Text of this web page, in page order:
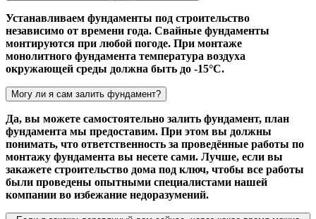
Устанавливаем фундаменты под строительство
независимо от времени года. Свайные фундаменты
монтируются при любой погоде. При монтаже
монолитного фундамента температура воздуха
окружающей среды должна быть до -15°С.
Могу ли я сам залить фундамент?
Да, вы можете самостоятельно залить фундамент, план
фундамента мы предоставим. При этом вы должны
понимать, что ответственность за проведённые работы по
монтажу фундамента вы несете сами. Лучше, если вы
закажете строительство дома под ключ, чтобы все работы
были проведены опытными специалистами нашей
компании во избежание недоразумений.